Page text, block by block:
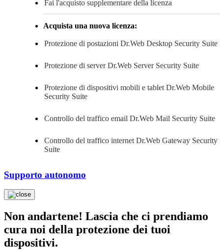
Fai l'acquisto supplementare della licenza
Acquista una nuova licenza:
Protezione di postazioni Dr.Web Desktop Security Suite
Protezione di serverDr.Web Server Security Suite
Protezione di dispositivi mobili e tablet Dr.Web Mobile
Security Suite
Controllo del traffico email Dr.Web Mail Security Suite
Controllo del traffico internet Dr.Web Gateway Security
Suite
Supporto autonomo
Non andartene! Lascia che ci prendiamo
cura noi della protezione dei tuoi
dispositivi.